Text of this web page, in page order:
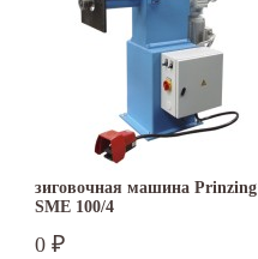
зиговочная машина Prinzing
SMЕ 100/4
0 ₽